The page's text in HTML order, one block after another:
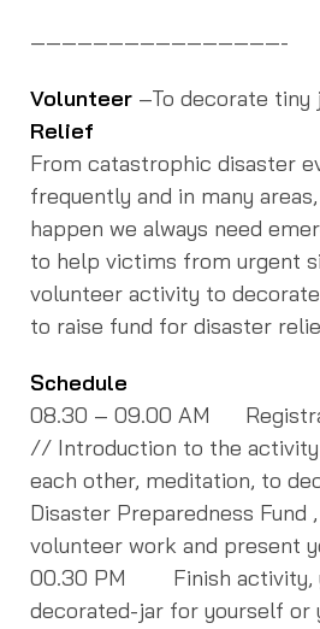
————————————————-
Volunteer –To decorate tiny
Relief
From catastrophic disaster
frequently and in many
happen we always need
to help victims from urgent
volunteer activity to
to raise fund for disaster
Schedule
08.30 – 09.00 AM
// Introduction to the
each other, meditation, to
Disaster Preparedness Fund
volunteer work and present
00.30 PM Finish activity,
decorated-jar for yourself or